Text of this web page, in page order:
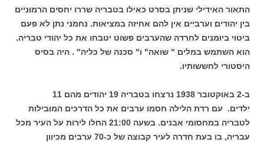
התאור האידילי שניתן בסרט כאילו בטבריה שררו יחסים הרמוניים
בין יהודים וערביים אין להם אחיזה במציאות. נחמני נתן לא פעם
ביטוי ביומנים לחרדה שהערבים פשוט יטבחו את כל יהודי טבריה.
הוא השתמש במלים " שואה" ו" סכנה של כליה" . היה בסיס
היסטורי לחששותיו.
ב-2 באוקטובר 1938 נרצחו בטבריה 19 יהודים מהם 11
ילדים.
עם רדת הלילה חסמו ערבים את כל הדרכים המובילות
לטבריה במחסומי אבנים. בשעה 21:00 החלו לירות על העיר מכל
עבריה, בו בעת חדרה לעיר קבוצה של כ-70 ערבים מכיוון